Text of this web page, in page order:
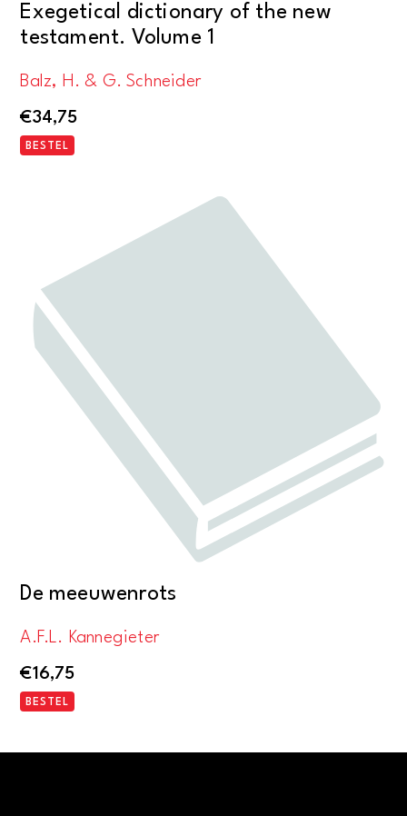
Exegetical dictionary of the new
testament. Volume 1
Balz, H. & G. Schneider
€34,75
BESTEL
De meeuwenrots
A.F.L. Kannegieter
€16,75
BESTEL